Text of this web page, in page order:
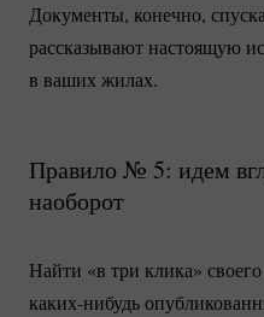
Документы, конечно,
рассказывают настоящую
в ваших жилах.
Правило № 5: идем
наоборот
Найти «в три клика»
каких-нибудь